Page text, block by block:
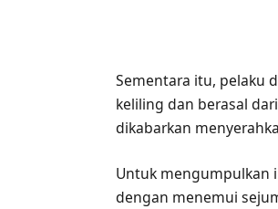
Sementara itu, pelaku
keliling dan berasal
dikabarkan
Untuk mengumpulkan
dengan menemui